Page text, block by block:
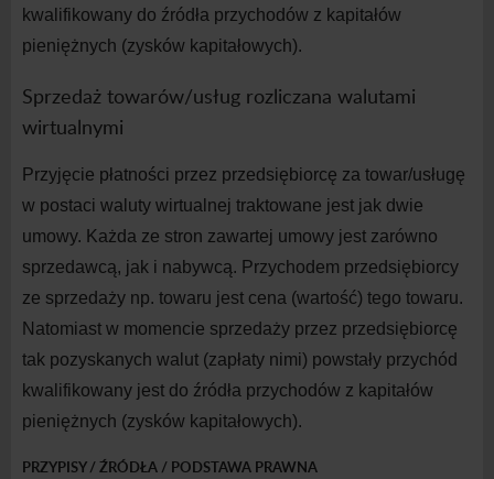
kwalifikowany do źródła przychodów z kapitałów
pieniężnych (zysków kapitałowych).
Sprzedaż towarów/usług rozliczana walutami
wirtualnymi
Przyjęcie płatności przez przedsiębiorcę za towar/usługę
w postaci waluty wirtualnej traktowane jest jak dwie
umowy. Każda ze stron zawartej umowy jest zarówno
sprzedawcą, jak i nabywcą. Przychodem przedsiębiorcy
ze sprzedaży np. towaru jest cena (wartość) tego towaru.
Natomiast w momencie sprzedaży przez przedsiębiorcę
tak pozyskanych walut (zapłaty nimi) powstały przychód
kwalifikowany jest do źródła przychodów z kapitałów
pieniężnych (zysków kapitałowych).
PRZYPISY / ŹRÓDŁA / PODSTAWA PRAWNA